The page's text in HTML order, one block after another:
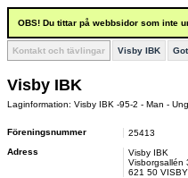
OBS! Du tittar på webbsidor som inte
Kontakt och tävlingar Visby IBK
Visby IBK
Laginformation: Visby IBK -95-2 - Man -
Föreningsnummer
25413
Adress
Visby IBK
Visborgsallén
621 50 VISBY